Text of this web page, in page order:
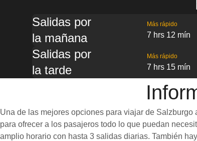
Salidas por
la mañana
Más rápido
7 hrs 12 mín
Salidas por
la tarde
Más rápido
7 hrs 15 mín
Una de las mejores opciones para viajar de
para ofrecer a los pasajeros todo lo que puedan
amplio horario con hasta 3 salidas diarias. También